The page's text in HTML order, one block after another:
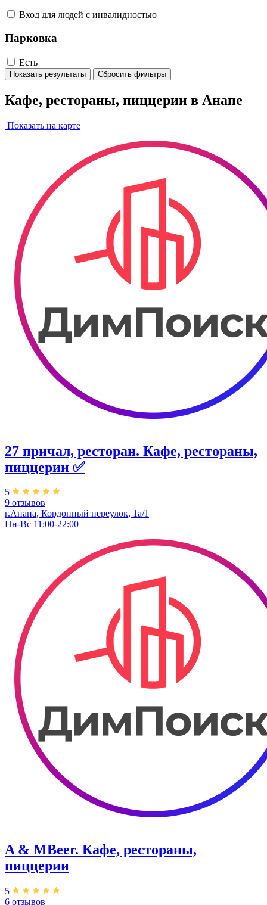
Вход для людей с инвалидностью
Парковка
Есть
Показать результаты Сбросить фильтры
Кафе, рестораны, пиццерии в Анапе
Показать на карте
27 причал, ресторан. Кафе, рестораны,
пиццерии ✅
5
9 отзывов
г.Анапа, Кордонный переулок, 1а/1
Пн-Вс 11:00-22:00
A & MBeer. Кафе, рестораны,
пиццерии
5
6 отзывов